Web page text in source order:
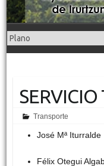
SERVICIO
Transporte
José Mª
Félix Otegui